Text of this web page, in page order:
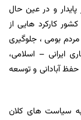
پایدار و در عین حال
کارکرد هایی از
بومی ، جلوگیری
ایرانی – اسلامی،
آبادانی و توسعه
سیاست های کلان